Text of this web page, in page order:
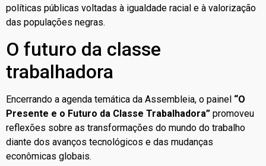
políticas públicas voltadas à igualdade racial e à valorização
das populações negras.
O futuro da classe
trabalhadora
Encerrando a agenda temática da Assembleia, o painel “O
Presente e o Futuro da Classe Trabalhadora” promoveu
reflexões sobre as transformações do mundo do trabalho
diante dos avanços tecnológicos e das mudanças
econômicas globais.